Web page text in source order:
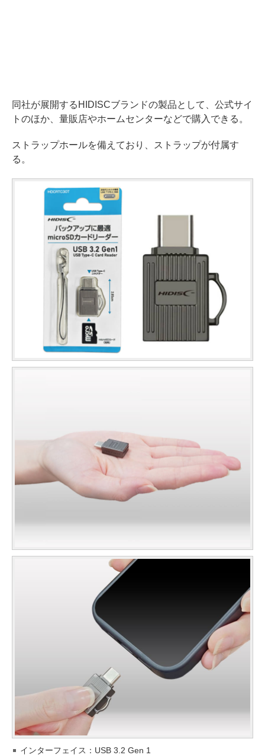
同社が展開するHIDISCブランドの製品として、公式サイ
トのほか、量販店やホームセンターなどで購入できる。
ストラップホールを備えており、ストラップが付属す
る。
インターフェイス：USB 3.2 Gen 1